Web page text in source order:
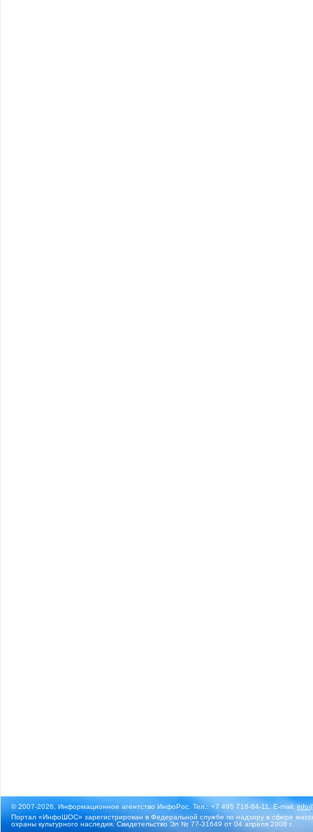
© 2007-2026, Информационное агентство ИнфоРос. Тел.: +7 495 718-84-11, E-mail:
Портал «ИнфоШОС» зарегистрирован в Федеральной службе по надзору в сфере
охраны культурного наследия. Свидетельство Эл № 77-31649 от 04 апреля 2008 г.